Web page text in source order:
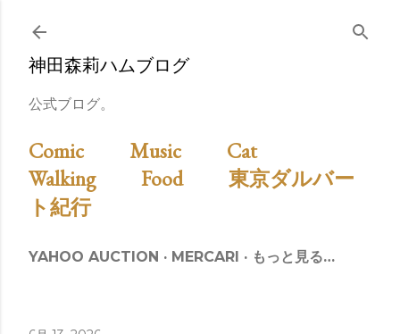
スキップしてメイン コンテンツに移動
神田森莉ハムブログ
公式ブログ。
Comic Music
Cat
Walking
Food
東京ダルバー
ト紀行
YAHOO AUCTION MERCARI もっと見る…